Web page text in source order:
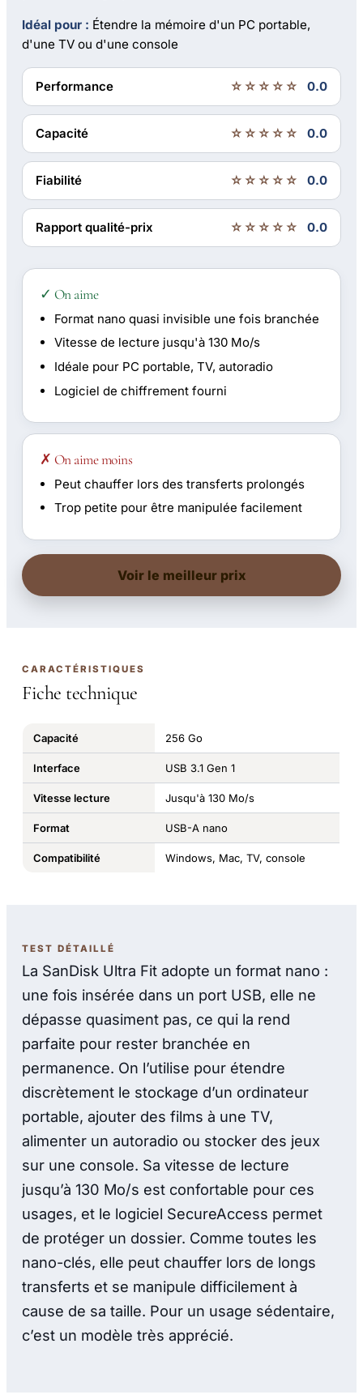
Idéal pour : Étendre la mémoire d'un PC portable,
d'une TV ou d'une console
Performance ☆☆☆☆☆ 0.0
Capacité ☆☆☆☆☆ 0.0
Fiabilité ☆☆☆☆☆ 0.0
Rapport qualité-prix ☆☆☆☆☆ 0.0
✓ On aime
Format nano quasi invisible une fois branchée
Vitesse de lecture jusqu'à 130 Mo/s
Idéale pour PC portable, TV, autoradio
Logiciel de chiffrement fourni
✗ On aime moins
Peut chauffer lors des transferts prolongés
Trop petite pour être manipulée facilement
Voir le meilleur prix
CARACTÉRISTIQUES
Fiche technique
Capacité 256 Go
Interface USB 3.1 Gen 1
Vitesse lecture Jusqu'à 130 Mo/s
Format USB-A nano
Compatibilité Windows, Mac, TV, console
TEST DÉTAILLÉ
La SanDisk Ultra Fit adopte un format nano :
une fois insérée dans un port USB, elle ne
dépasse quasiment pas, ce qui la rend
parfaite pour rester branchée en
permanence. On l’utilise pour étendre
discrètement le stockage d’un ordinateur
portable, ajouter des films à une TV,
alimenter un autoradio ou stocker des jeux
sur une console. Sa vitesse de lecture
jusqu’à 130 Mo/s est confortable pour ces
usages, et le logiciel SecureAccess permet
de protéger un dossier. Comme toutes les
nano-clés, elle peut chauffer lors de longs
transferts et se manipule difficilement à
cause de sa taille. Pour un usage sédentaire,
c’est un modèle très apprécié.